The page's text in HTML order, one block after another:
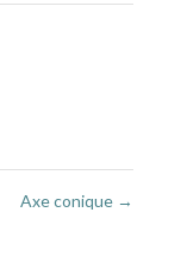
Axe conique →